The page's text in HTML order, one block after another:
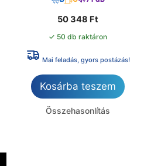
50 348 Ft
✓ 50 db raktáron
Mai feladás, gyors postázás!
Kosárba teszem
Összehasonlítás